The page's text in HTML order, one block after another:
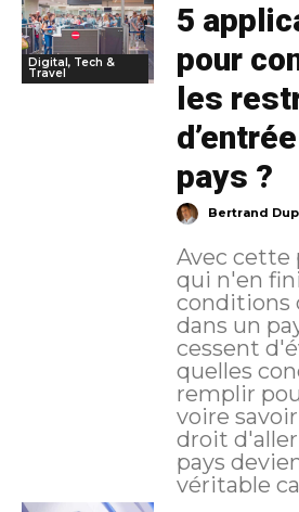
Digital, Tech &
Travel
5
pour
les
pays ?
Bertrand
Avec cette
qui n'en
conditions
dans un
cessent
quelles
remplir
voire
droit
pays
véritable